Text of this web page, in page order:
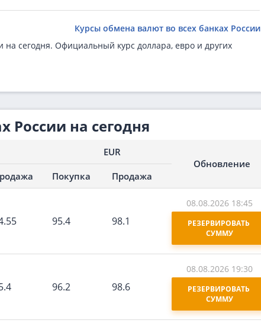
Курсы обмена валют во всех банках России
сегодня. Официальный курс доллара, евро и других
России на сегодня
EUR
Обновление
Покупка Продажа
95.4 98.1
08.08.2026 18:45
РЕЗЕРВИРОВАТЬ
СУММУ
96.2 98.6
08.08.2026 19:30
РЕЗЕРВИРОВАТЬ
СУММУ